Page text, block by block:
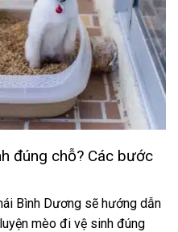
đúng chỗ? Các bước
Bình Dương sẽ hướng dẫn
mèo đi vệ sinh đúng